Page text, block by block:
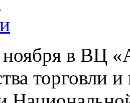
в ВЦ
торговли